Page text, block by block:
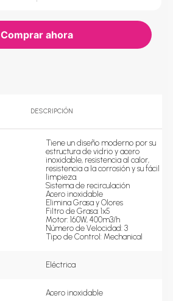
Comprar ahora
DESCRIPCIÓN
Tiene un diseño moderno por su
estructura de vidrio y acero
inoxidable, resistencia al calor,
resistencia a la corrosión y su fácil
limpieza.
Sistema de recirculación
Acero inoxidable
Elimina Grasa y Olores
Filtro de Grasa: 1x5
Motor: 160W, 400m3/h
Número de Velocidad: 3
Tipo de Control: Mechanical
Eléctrica
Acero inoxidable